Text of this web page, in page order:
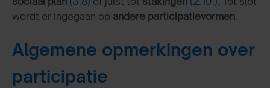
wordt er ingegaan op andere participatievormen.
Algemene opmerkingen over
participatie